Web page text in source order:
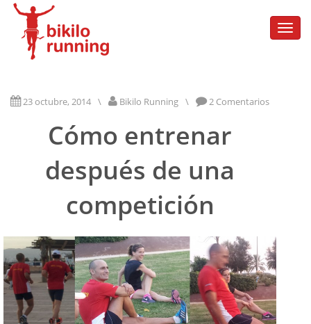
23 octubre, 2014 \ Bikilo Running \ 2 Comentarios
Cómo entrenar
después de una
competición